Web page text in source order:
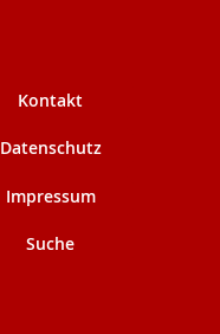
Kontakt
Datenschutz
Impressum
Suche